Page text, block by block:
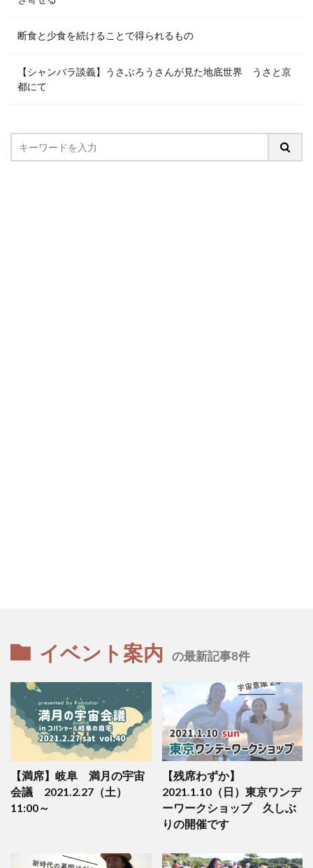
断食と少食を続けることで得られるもの
【シャンバラ談義】うさぶろうさんが見た地底世界 うさと京
都にて
イベント案内 の最新記事8件
【満席】岐阜 満月の宇宙
会議 2021.2.27（土）
11:00～
【残席わずか】
2021.1.10（日）東京ワンデ
ーワークショップ 久しぶ
りの開催です